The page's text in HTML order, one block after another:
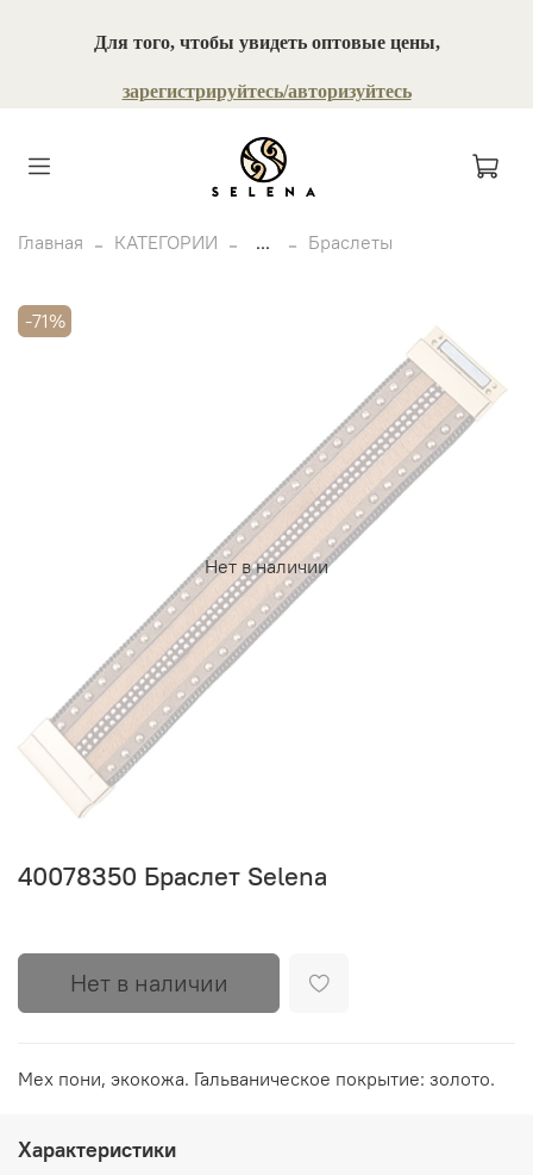
Для того, чтобы увидеть оптовые цены,
зарегистрируйтесь/авторизуйтесь
Главная КАТЕГОРИИ ... Браслеты
Нет в наличии
-71%
40078350 Браслет Selena
Нет в наличии
Мех пони, экокожа. Гальваническое покрытие: золото.
Характеристики